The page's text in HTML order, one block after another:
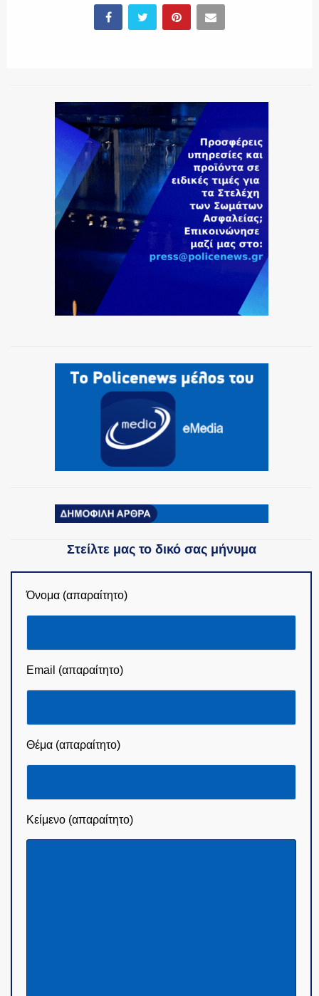
Στείλτε μας το δικό σας μήνυμα
Όνομα (απαραίτητο)
Email (απαραίτητο)
Θέμα (απαραίτητο)
Κείμενο (απαραίτητο)